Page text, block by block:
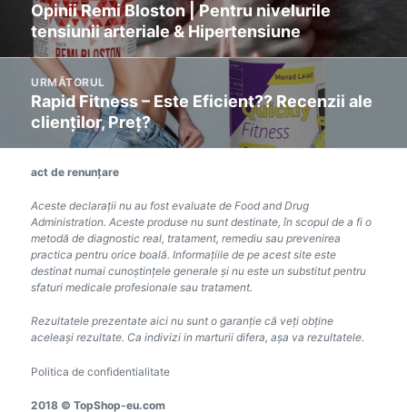
navigare
Previous
post:
Opinii Remi Bloston | Pentru nivelurile
tensiunii arteriale & Hipertensiune
URMĂTORUL
Următoarea
postare:
Rapid Fitness – Este Eficient?? Recenzii ale
clienților, Preț?
act de renunțare
Aceste declarații nu au fost evaluate de Food and Drug
Administration. Aceste produse nu sunt destinate, în scopul de a fi o
metodă de diagnostic real, tratament, remediu sau prevenirea
practica pentru orice boală. Informațiile de pe acest site este
destinat numai cunoștințele generale și nu este un substitut pentru
sfaturi medicale profesionale sau tratament.
Rezultatele prezentate aici nu sunt o garanție că veți obține
aceleași rezultate. Ca indivizi in marturii difera, așa va rezultatele.
Politica de confidentialitate
2018 © TopShop-eu.com